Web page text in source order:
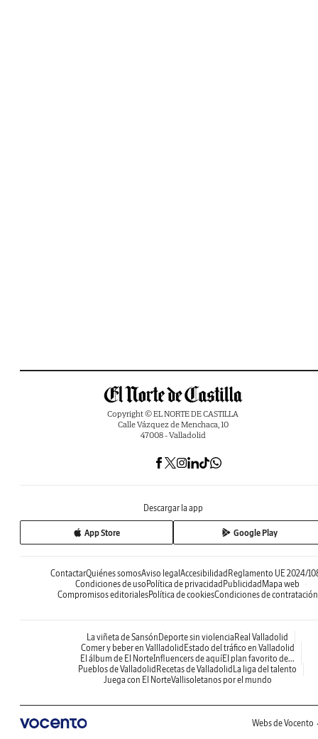
Copyright © EL NORTE DE CASTILLA
Calle Vázquez de Menchaca, 10
47008 - Valladolid
Descargar la app
App Store Google Play
ContactarQuiénes somosAviso legal Accesibilidad Reglamento UE 2024/
Condiciones de uso Política de privacidad Publicidad Mapa web
Compromisos editorialesPolítica de cookiesCondiciones de contratación
La viñeta de Sansón Deporte sin violencia Real Valladolid
Comer y beber en Vallladolid Estado del tráfico en Valladolid
El álbum de El NorteInfluencers de aquíEl plan favorito de...
Pueblos de Valladolid Recetas de Valladolid La liga del talento
Juega con El NorteVallisoletanos por el mundo
Webs de Vocento